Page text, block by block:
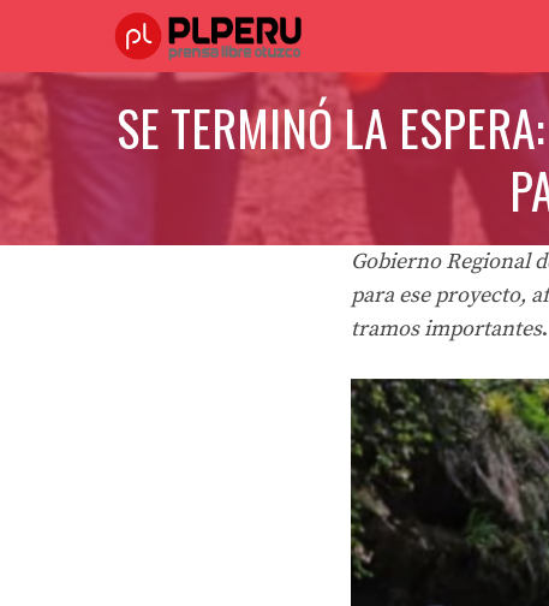
contenido
SE TERMINÓ LA
Gobierno Regional
para ese proyecto,
tramos importantes.